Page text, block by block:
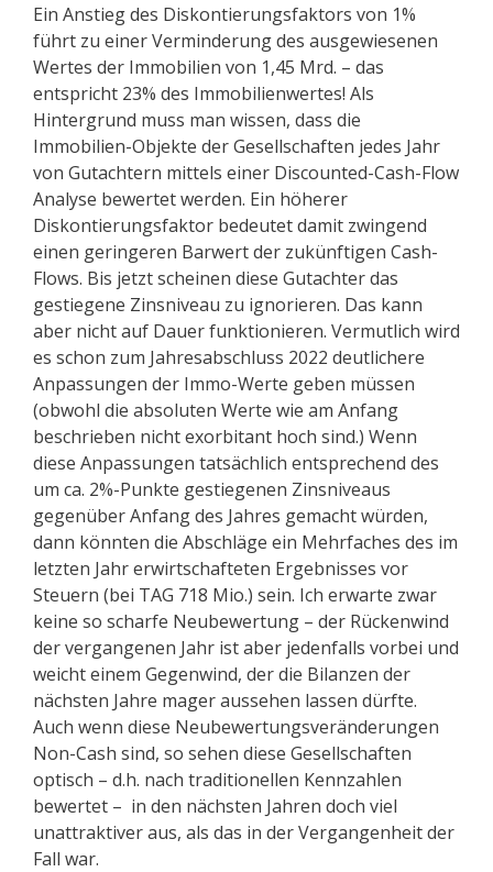
Ein Anstieg des Diskontierungsfaktors von 1%
führt zu einer Verminderung des ausgewiesenen
Wertes der Immobilien von 1,45 Mrd. – das
entspricht 23% des Immobilienwertes! Als
Hintergrund muss man wissen, dass die
Immobilien-Objekte der Gesellschaften jedes Jahr
von Gutachtern mittels einer Discounted-Cash-Flow
Analyse bewertet werden. Ein höherer
Diskontierungsfaktor bedeutet damit zwingend
einen geringeren Barwert der zukünftigen Cash-
Flows. Bis jetzt scheinen diese Gutachter das
gestiegene Zinsniveau zu ignorieren. Das kann
aber nicht auf Dauer funktionieren. Vermutlich wird
es schon zum Jahresabschluss 2022 deutlichere
Anpassungen der Immo-Werte geben müssen
(obwohl die absoluten Werte wie am Anfang
beschrieben nicht exorbitant hoch sind.) Wenn
diese Anpassungen tatsächlich entsprechend des
um ca. 2%-Punkte gestiegenen Zinsniveaus
gegenüber Anfang des Jahres gemacht würden,
dann könnten die Abschläge ein Mehrfaches des im
letzten Jahr erwirtschafteten Ergebnisses vor
Steuern (bei TAG 718 Mio.) sein. Ich erwarte zwar
keine so scharfe Neubewertung – der Rückenwind
der vergangenen Jahr ist aber jedenfalls vorbei und
weicht einem Gegenwind, der die Bilanzen der
nächsten Jahre mager aussehen lassen dürfte.
Auch wenn diese Neubewertungsveränderungen
Non-Cash sind, so sehen diese Gesellschaften
optisch – d.h. nach traditionellen Kennzahlen
bewertet – in den nächsten Jahren doch viel
unattraktiver aus, als das in der Vergangenheit der
Fall war.